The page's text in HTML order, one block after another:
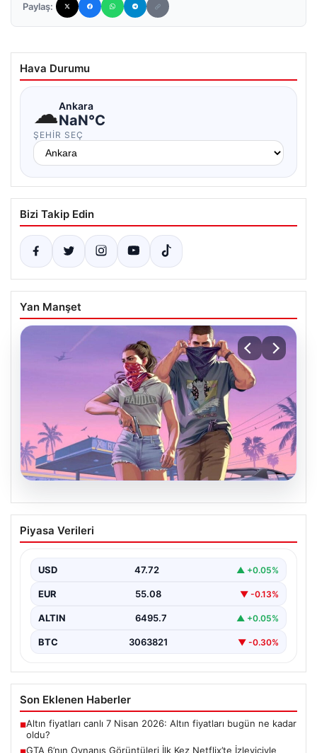
Paylaş:
Hava Durumu
☁Ankara
NaN°C
ŞEHIR SEÇ
Bizi Takip Edin
Yan Manşet
06.08.2026
GTA 6’nın Oynanış Görüntüleri İlk Kez
Netflix’te İzleyiciyle Buluşacak
olan Grand Theft Auto 6'nın oynanış videosunun 27…
Piyasa Verileri
USD 47.72 ▲ +0.05%
EUR 55.08 ▼ -0.13%
ALTIN 6495.7 ▲ +0.05%
BTC 3063821 ▼ -0.30%
Son Eklenen Haberler
■Altın fiyatları canlı 7 Nisan 2026: Altın fiyatları bugün ne kadar
oldu?
GTA 6’nın Oynanış Görüntüleri İlk Kez Netflix’te İzleyiciyle